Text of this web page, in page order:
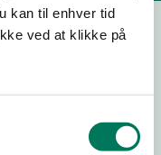
kan til enhver tid
ved at klikke på